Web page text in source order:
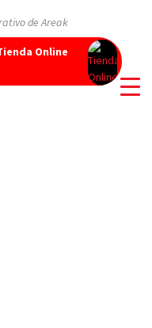
de Areak
Online